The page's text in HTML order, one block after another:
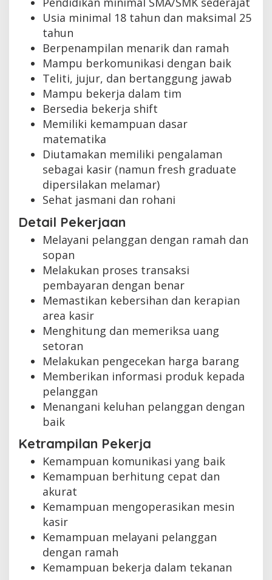
Usia minimal 18 tahun dan maksimal 25
tahun
Berpenampilan menarik dan ramah
Mampu berkomunikasi dengan baik
Teliti, jujur, dan bertanggung jawab
Mampu bekerja dalam tim
Bersedia bekerja shift
Memiliki kemampuan dasar
matematika
Diutamakan memiliki pengalaman
sebagai kasir (namun fresh graduate
dipersilakan melamar)
Sehat jasmani dan rohani
Detail Pekerjaan
Melayani pelanggan dengan ramah dan
sopan
Melakukan proses transaksi
pembayaran dengan benar
Memastikan kebersihan dan kerapian
area kasir
Menghitung dan memeriksa uang
setoran
Melakukan pengecekan harga barang
Memberikan informasi produk kepada
pelanggan
Menangani keluhan pelanggan dengan
baik
Ketrampilan Pekerja
Kemampuan komunikasi yang baik
Kemampuan berhitung cepat dan
akurat
Kemampuan mengoperasikan mesin
kasir
Kemampuan melayani pelanggan
dengan ramah
Kemampuan bekerja dalam tekanan